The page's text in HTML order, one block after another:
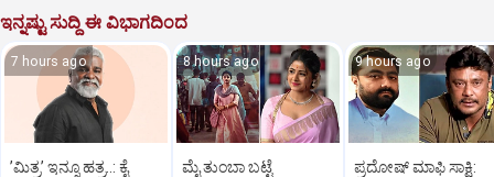
ಇನ್ನಷ್ಟು ಸುದ್ದಿ ಈ ವಿಭಾಗದಿಂದ
7 hours ago
ʼಮಿತ್ರʼ ಇನ್ನೂ ಹತ್ರ..: ಕೈ
8 hours ago
ಮೈ ತುಂಬಾ ಬಟ್ಟೆ
9 hours ago
ಪ್ರದೋಷ್‌ ಮಾಫಿ ಸಾಕ್ಷಿ: